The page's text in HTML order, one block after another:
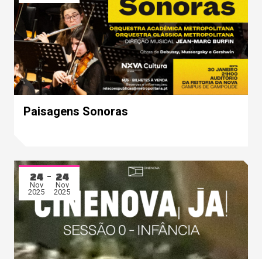
Paisagens Sonoras
24
Nov
2025
24
Nov
2025